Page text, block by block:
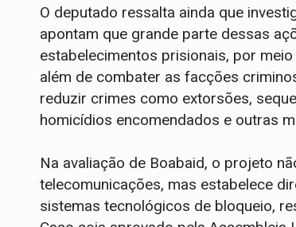
O deputado ressalta ainda que
apontam que grande parte dessas
estabelecimentos prisionais, por
além de combater as facções
reduzir crimes como extorsões,
homicídios encomendados e outras
Na avaliação de Boabaid, o projeto
telecomunicações, mas estabelece
sistemas tecnológicos de bloqueio,